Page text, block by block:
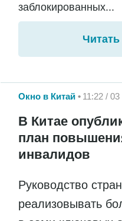
заблокированных...
Окно в Китай 11:22 /
В Китае
план
инвалидов
Руководство
реализовывать